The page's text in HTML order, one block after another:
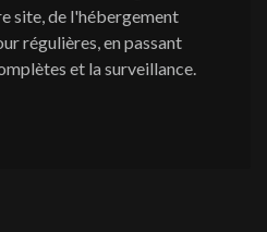
site, de l'hébergement
régulières, en passant
et la surveillance.